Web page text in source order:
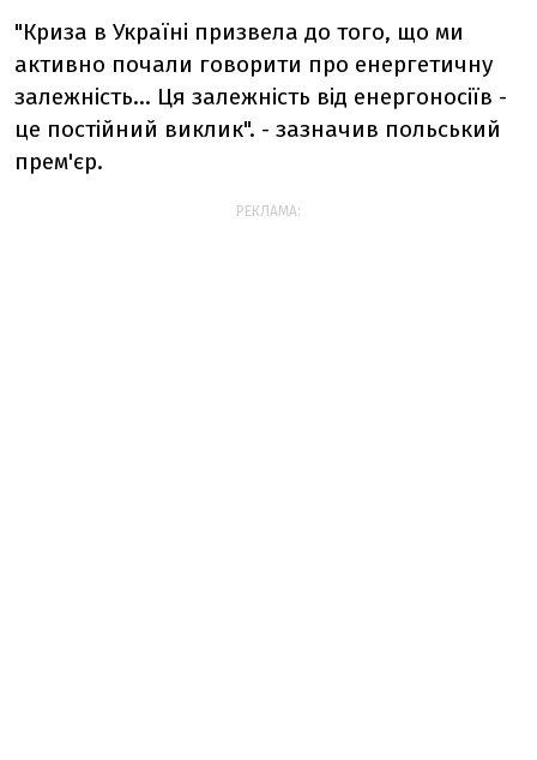
"Криза в Україні призвела до того, що ми
активно почали говорити про енергетичну
залежність... Ця залежність від енергоносіїв -
це постійний виклик". - зазначив польський
прем'єр.
РЕКЛАМА: